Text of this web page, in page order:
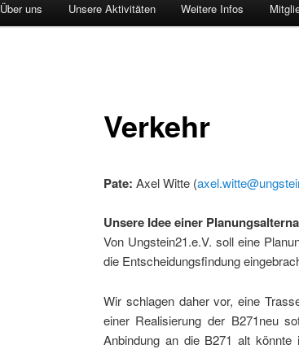
Über uns Unsere Aktivitäten Weitere Infos
Verkehr
Pate: Axel Witte (
Unsere Idee einer
Von Ungstein21.e.V. soll eine
die Entscheidungsfindung
Wir schlagen daher vor, eine
einer Realisierung der B271neu
Anbindung an die B271 alt